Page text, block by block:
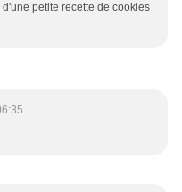
petite recette de cookies